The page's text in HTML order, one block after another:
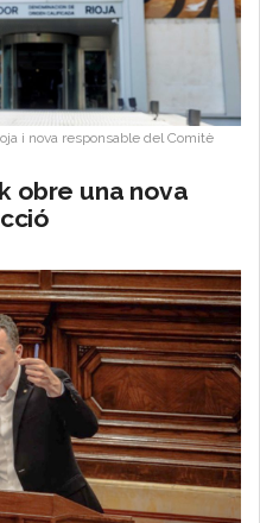
i nova responsable del Comitè
obre una nova